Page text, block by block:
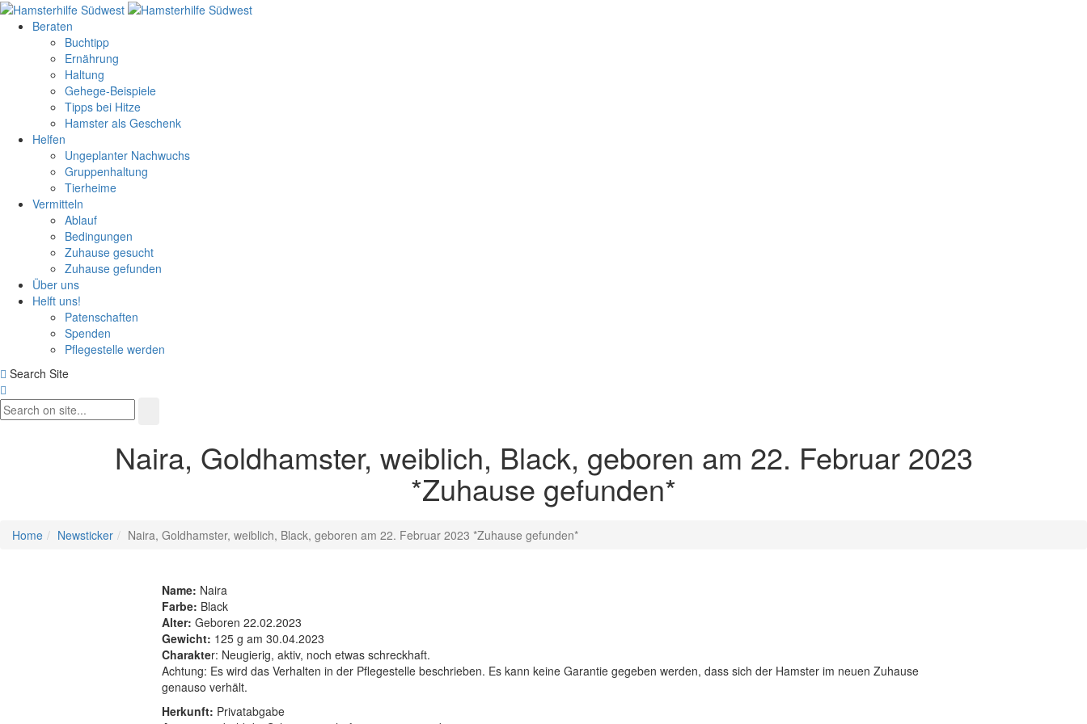
Beraten
Buchtipp
Ernährung
Haltung
Gehege-Beispiele
Tipps bei Hitze
Hamster als Geschenk
Helfen
Ungeplanter Nachwuchs
Gruppenhaltung
Tierheime
Vermitteln
Ablauf
Bedingungen
Zuhause gesucht
Zuhause gefunden
Über uns
Helft uns!
Patenschaften
Spenden
Pflegestelle werden
Search Site
Naira, Goldhamster, weiblich, Black, geboren am 22. Februar 2023
*Zuhause gefunden*
Home Newsticker Naira, Goldhamster, weiblich, Black, geboren am 22. Februar 2023 *Zuhause gefunden*
Name: Naira
Farbe: Black
Alter: Geboren 22.02.2023
Gewicht: 125 g am 30.04.2023
Charakter: Neugierig, aktiv, noch etwas schreckhaft.
Achtung: Es wird das Verhalten in der Pflegestelle beschrieben. Es kann keine Garantie gegeben werden, dass sich der Hamster im neuen Zuhause
genauso verhält.
Herkunft: Privatabgabe